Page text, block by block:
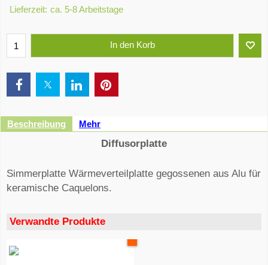
CHF 12.95
Lieferzeit: ca. 5-8 Arbeitstage
In den Korb
Diffusorplatte
keramische
Caquelons
Verwandte Produkte